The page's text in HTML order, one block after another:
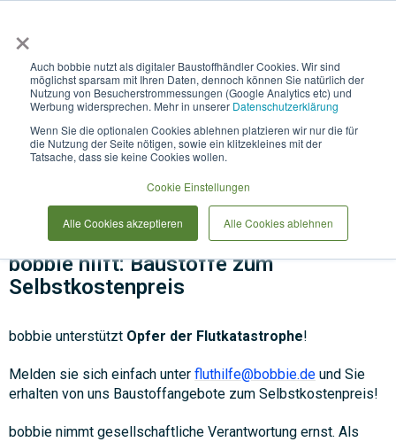
×
Auch bobbie nutzt als digitaler Baustoffhändler Cookies. Wir sind
möglichst sparsam mit Ihren Daten, dennoch können Sie natürlich der
Nutzung von Besucherstrommessungen (Google Analytics etc) und
Werbung widersprechen. Mehr in unserer Datenschutzerklärung
Wenn Sie die optionalen Cookies ablehnen platzieren wir nur die für
die Nutzung der Seite nötigen, sowie ein klitzekleines mit der
Tatsache, dass sie keine Cookies wollen.
Cookie Einstellungen
Alle Cookies akzeptieren Alle Cookies ablehnen
Fluthilfe: Baustoffe zum
Selbstkostenpreis von bobbie
bobbie hilft: Baustoffe zum
Selbstkostenpreis
bobbie unterstützt Opfer der Flutkatastrophe!
Melden sie sich einfach unter fluthilfe@bobbie.de und Sie
erhalten von uns Baustoffangebote zum Selbstkostenpreis!
bobbie nimmt gesellschaftliche Verantwortung ernst. Als